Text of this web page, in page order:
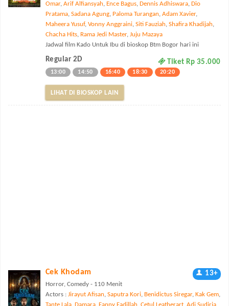
Omar, Arif Alfiansyah, Ence Bagus, Dennis Adhiswara, Dio
Pratama, Sadana Agung, Paloma Turangan, Adam Xavier,
Maheera Yusuf, Vonny Anggraini, Siti Fauziah, Shafira Khadijah,
Chacha Hits, Rama Jedi Master, Juju Mazaya
Jadwal film Kado Untuk Ibu di bioskop Btm Bogor hari ini
Regular 2D Tiket Rp 35.000
13:00 14:50 16:40 18:30 20:20
LIHAT DI BIOSKOP LAIN
Cek Khodam 13+
Horror, Comedy - 110 Menit
Actors : Jirayut Afisan, Saputra Kori, Benidictus Siregar, Kak Gem,